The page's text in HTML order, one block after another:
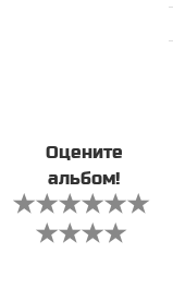
Оцените
альбом!